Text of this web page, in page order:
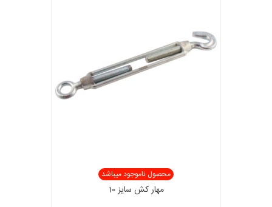
محصول ناموجود میباشد
مهار کش سایز 10